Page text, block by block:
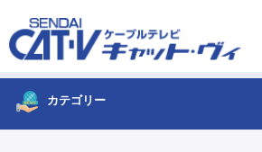
カテゴリー
お申し込み
ご検討中の方